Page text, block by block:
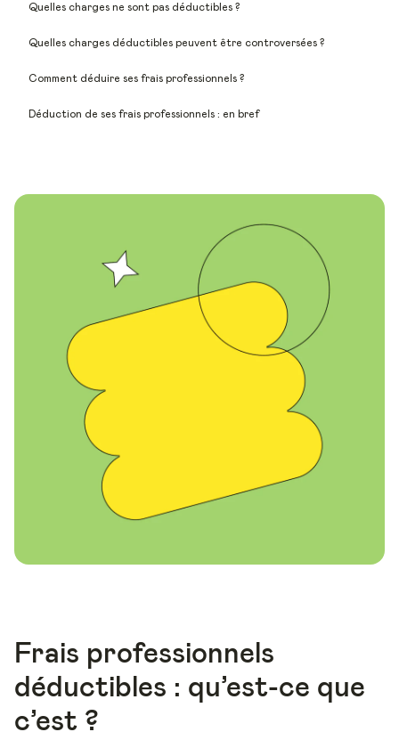
Quelles charges ne sont pas déductibles ?
Quelles charges déductibles peuvent être controversées ?
Comment déduire ses frais professionnels ?
Déduction de ses frais professionnels : en bref
Frais professionnels
déductibles : qu’est-ce que
c’est ?